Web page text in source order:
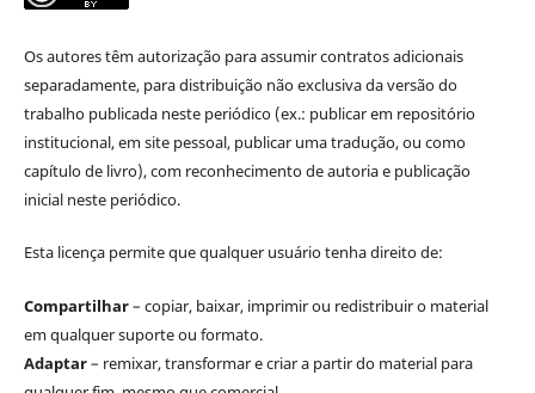
Os autores têm autorização para assumir contratos adicionais
separadamente, para distribuição não exclusiva da versão do
trabalho publicada neste periódico (ex.: publicar em repositório
institucional, em site pessoal, publicar uma tradução, ou como
capítulo de livro), com reconhecimento de autoria e publicação
inicial neste periódico.
Esta licença permite que qualquer usuário tenha direito de:
Compartilhar– copiar, baixar, imprimir ou redistribuir o material
em qualquer suporte ou formato.
Adaptar– remixar, transformar e criar a partir do material para